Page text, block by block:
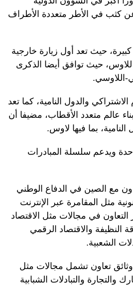
عن كثب في الأطر متعددة الأطراف
حيث تعد أول زيارة خارجية
للاوس، حيث توافق أيضا الذكرى
والدول النامية، كما تعد
عالم متعدد الأقطاب، مضيفا أن
بما فيها لاوس.
ويدعم سلسلة المبادرات
مع الصين في الدفاع الوطني
مثل المقامرة عبر الإنترنت
في مجالات مثل الاقتصاد
النظيفة والاقتصاد الرقمي
الشعبية.
وثائق تعاون تشمل مجالات مثل
والتجارة والتبادلات الشبابية